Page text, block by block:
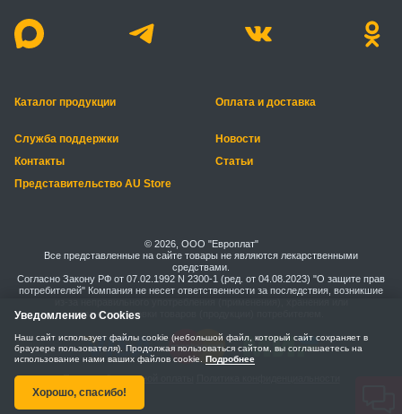
Каталог продукции Оплата и доставка
Служба поддержки
Новости
Контакты
Статьи
Представительство AU Store
© 2026, ООО "Европлат"
Все представленные на сайте товары не являются лекарственными
средствами.
Согласно Закону РФ от 07.02.1992 N 2300-1 (ред. от 04.08.2023) "О защите прав
потребителей" Компания не несет ответственности за последствия, возникшие
транспортировки товаров (продукции) потребителем.
Правила безопасной оплаты
Уведомление о Cookies
Наш сайт использует файлы cookie (небольшой файл, который сайт сохраняет в
браузере пользователя). Продолжая пользоваться сайтом, вы соглашаетесь на
использование нами ваших файлов cookie. Подробнее
Хорошо, спасибо!